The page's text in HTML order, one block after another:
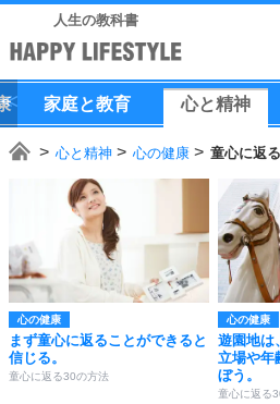
人生の教科書
家庭と教育 心と精神
心と精神 心の健康 童心に返
心の健康
まず童心に返ることができると
信じる。
童心に返る30の方法
心の健康
遊園地は
立場や年
ぼう。
童心に返る